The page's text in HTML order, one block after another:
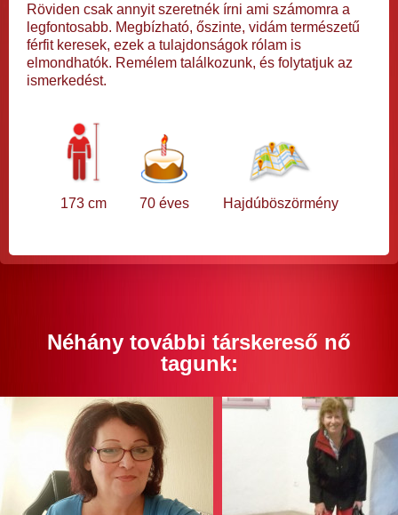
Röviden csak annyit szeretnék írni ami számomra a
legfontosabb. Megbízható, őszinte, vidám természetű
férfit keresek, ezek a tulajdonságok rólam is
elmondhatók. Remélem találkozunk, és folytatjuk az
ismerkedést.
173 cm 70 éves Hajdúböszörmény
Néhány további társkereső nő
tagunk: